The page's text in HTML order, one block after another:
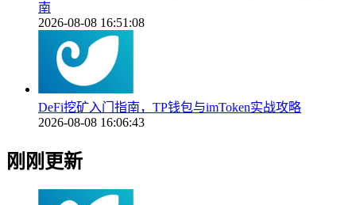
南
2026-08-08 16:51:08
DeFi挖矿入门指南，TP钱包与imToken实战攻略
2026-08-08 16:06:43
刚刚更新